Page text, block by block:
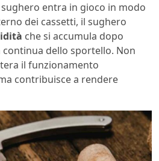
entra in gioco in modo
dei cassetti, il sughero
che si accumula dopo
continua dello sportello. Non
il funzionamento
contribuisce a rendere